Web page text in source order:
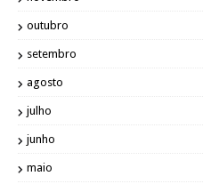
outubro
setembro
agosto
julho
junho
maio